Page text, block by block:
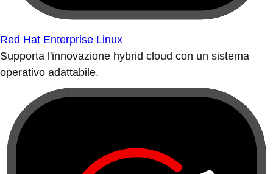
Red Hat Enterprise Linux
Supporta l'innovazione hybrid cloud con un sistema
operativo adattabile.